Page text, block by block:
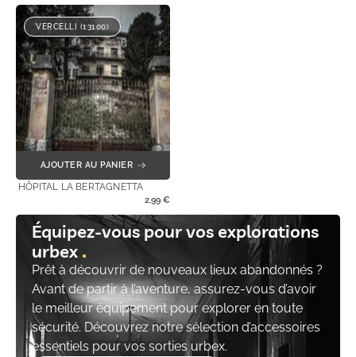
VERCELLI (13100)
AJOUTER AU PANIER
HÔPITAL LA BERTAGNETTA
2,99 €
Équipez-vous pour vos explorations
urbex
Prêt à découvrir de nouveaux lieux abandonnés ?
Avant de partir à l’aventure, assurez-vous d’avoir
le meilleur équipement pour explorer en toute
sécurité. Découvrez notre sélection d’accessoires
essentiels pour vos sorties urbex.